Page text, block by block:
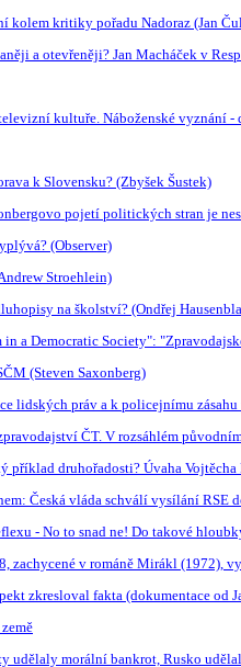
kolem kritiky pořadu Nadoraz (Jan
a otevřeněji? Jan Macháček v
kultuře. Náboženské vyznání -
k Slovensku? (Zbyšek Šustek)
pojetí politických stran je
(Observer)
Stroehlein)
na školství? (Ondřej
in a Democratic Society":
(Steven Saxonberg)
lidských práv a k policejnímu
ČT. V rozsáhlém
druhořadosti? Úvaha
Česká vláda schválí vysílání RSE
- No to snad ne! Do takové
zachycené v románě Mirákl (1972),
zkresloval fakta (dokumentace od
udělaly morální bankrot, Rusko